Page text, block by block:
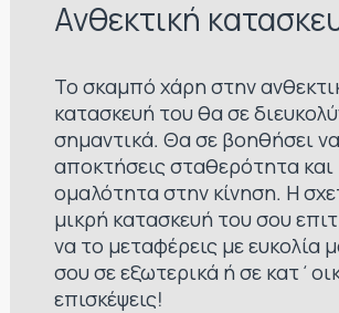
Ανθεκτική
Το σκαμπό χάρη στην
κατασκευή του θα σε
σημαντικά. Θα σε βοηθήσει να
αποκτήσεις σταθερότητα και
ομαλότητα στην κίνηση. Η
μικρή κατασκευή του σου
να το μεταφέρεις με ευκολία
σου σε εξωτερικά ή σε
επισκέψεις!